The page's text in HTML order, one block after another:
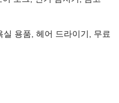
용품, 헤어 드라이기, 무료